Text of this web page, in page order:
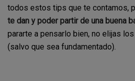
todos estos tips que te contamos,
te dan y poder partir de una buena
pararte a pensarlo bien, no elijas
(salvo que sea fundamentado).